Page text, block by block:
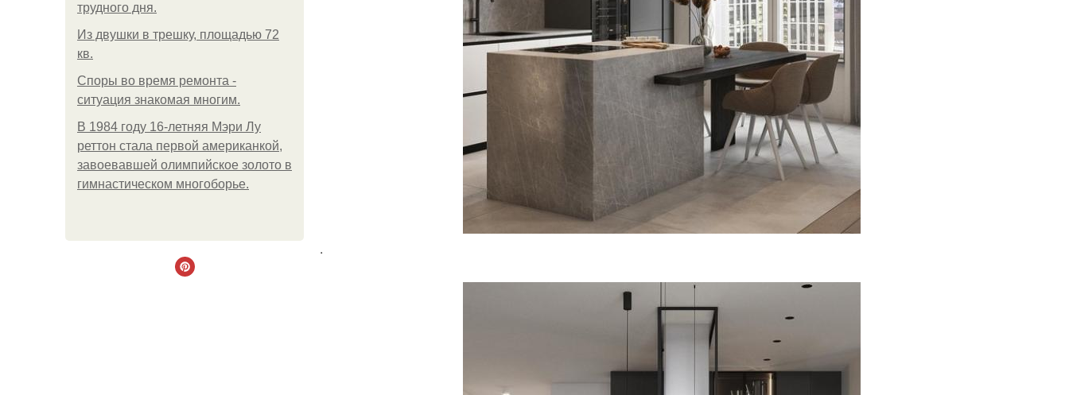
трудного дня.
Из двушки в трешку, площадью 72
кв.
Споры во время ремонта -
ситуация знакомая многим.
В 1984 году 16-летняя Мэри Лу
реттон стала первой американкой,
завоевавшей олимпийское золото в
гимнастическом многоборье.
.